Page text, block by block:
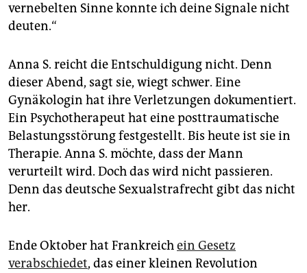
vernebelten Sinne konnte ich deine Signale nicht
deuten.“
Anna S. reicht die Entschuldigung nicht. Denn
dieser Abend, sagt sie, wiegt schwer. Eine
Gynäkologin hat ihre Verletzungen dokumentiert.
Ein Psychotherapeut hat eine posttraumatische
Belastungsstörung festgestellt. Bis heute ist sie in
Therapie. Anna S. möchte, dass der Mann
verurteilt wird. Doch das wird nicht passieren.
Denn das deutsche Sexualstrafrecht gibt das nicht
her.
Ende Oktober hat Frankreichein Gesetz
verabschiedet, das einer kleinen Revolution